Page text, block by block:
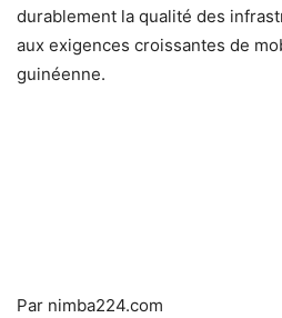
durablement la qualité des
aux exigences croissantes de
guinéenne.
Par nimba224.com